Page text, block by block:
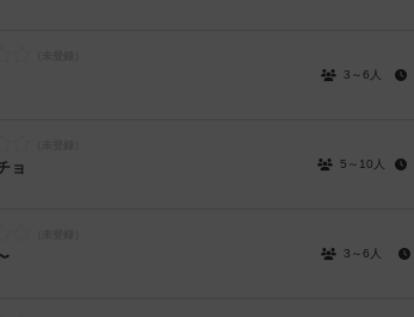
3～6人
ョ 5～10人
3～6人